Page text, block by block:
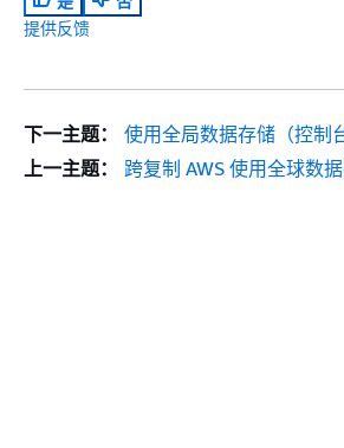
提供反馈
下一主题：
使用全局数据存储（控制台
上一主题：
跨复制 AWS 使用全球数